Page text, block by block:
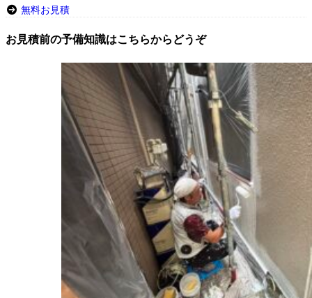
無料お見積
お見積前の予備知識はこちらからどうぞ